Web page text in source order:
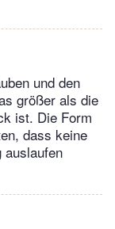
und den
größer als die
ist. Die Form
dass keine
auslaufen